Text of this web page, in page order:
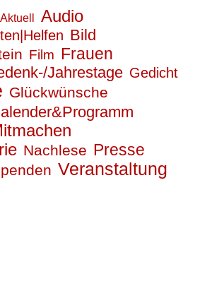
Aktuell Audio
Bild
Film Frauen
Jahrestage Gedicht
Glückwünsche
Nachlese Presse
Veranstaltung